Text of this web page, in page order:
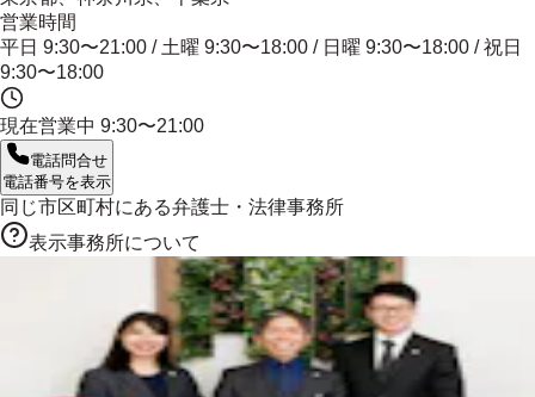
営業時間
平日 9:30〜21:00 / 土曜 9:30〜18:00 / 日曜 9:30〜18:00 / 祝日
9:30〜18:00
現在営業中 9:30〜21:00
電話問合せ
電話番号を表示
同じ市区町村にある弁護士・法律事務所
表示事務所について